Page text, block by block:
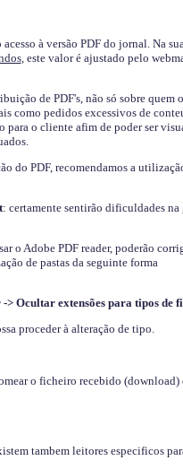
à versão PDF do jornal. Na
, este valor é ajustado pelo
de PDF's, não só sobre quem
como pedidos excessivos de
para o cliente afim de poder ser
do PDF, recomendamos a
: certamente sentirão dificuldades
o Adobe PDF reader, poderão
de pastas da seguinte forma
> Ocultar extensões para tipos de
proceder à alteração de tipo.
o ficheiro recebido
tambem leitores especificos